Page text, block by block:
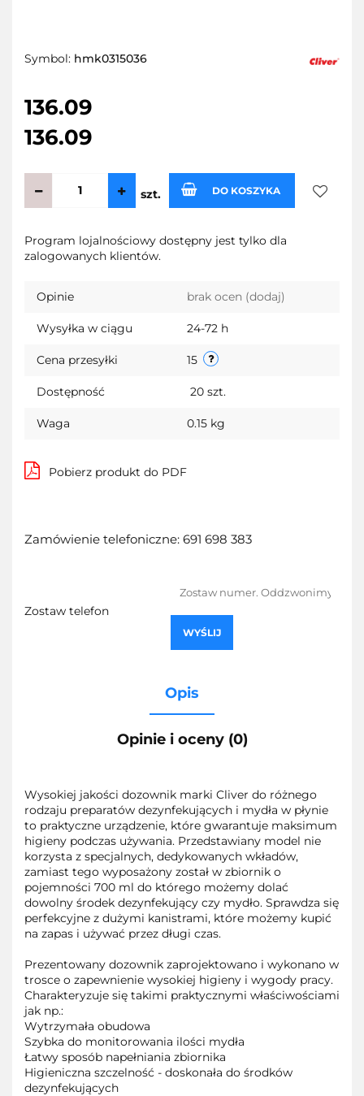
Symbol: hmk0315036
136.09
136.09
szt. DO KOSZYKA
Program lojalnościowy dostępny jest tylko dla
zalogowanych klientów.
Opinie brak ocen (dodaj)
Wysyłka w ciągu 24-72 h
Cena przesyłki 15
Dostępność 20 szt.
Waga 0.15 kg
Pobierz produkt do PDF
Zamówienie telefoniczne: 691 698 383
Zostaw telefon
WYŚLIJ
Opis
Opinie i oceny (0)
Wysokiej jakości dozownik marki Cliver do różnego
rodzaju preparatów dezynfekujących i mydła w płynie
to praktyczne urządzenie, które gwarantuje maksimum
higieny podczas używania. Przedstawiany model nie
korzysta z specjalnych, dedykowanych wkładów,
zamiast tego wyposażony został w zbiornik o
pojemności 700 ml do którego możemy dolać
dowolny środek dezynfekujący czy mydło. Sprawdza się
perfekcyjne z dużymi kanistrami, które możemy kupić
na zapas i używać przez długi czas.
Prezentowany dozownik zaprojektowano i wykonano w
trosce o zapewnienie wysokiej higieny i wygody pracy.
Charakteryzuje się takimi praktycznymi właściwościami
jak np.:
Wytrzymała obudowa
Szybka do monitorowania ilości mydła
Łatwy sposób napełniania zbiornika
Higieniczna szczelność - doskonała do środków
dezynfekujących